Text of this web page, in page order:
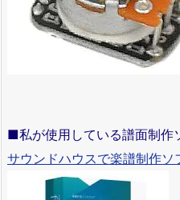
■私が使用している譜面制作
サウンドハウスで楽譜制作ソ